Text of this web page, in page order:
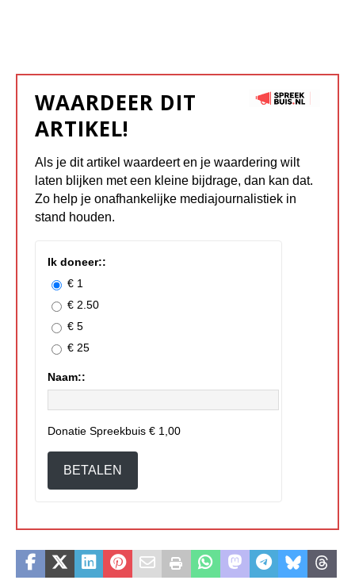
WAARDEER DIT
ARTIKEL!
Als je dit artikel waardeert en je waardering wilt
laten blijken met een kleine bijdrage, dan kan dat.
Zo help je onafhankelijke mediajournalistiek in
stand houden.
Ik doneer::
€ 1
€ 2.50
€ 5
€ 25
Naam::
Donatie Spreekbuis € 1,00
BETALEN